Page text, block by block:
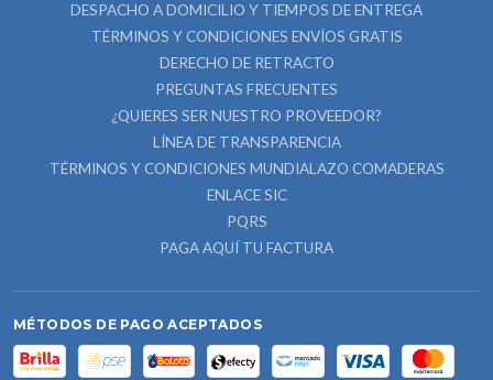
DESPACHO A DOMICILIO Y TIEMPOS DE ENTREGA
TÉRMINOS Y CONDICIONES ENVÍOS GRATIS
DERECHO DE RETRACTO
PREGUNTAS FRECUENTES
¿QUIERES SER NUESTRO PROVEEDOR?
LÍNEA DE TRANSPARENCIA
TÉRMINOS Y CONDICIONES MUNDIALAZO COMADERAS
ENLACE SIC
PQRS
PAGA AQUÍ TU FACTURA
MÉTODOS DE PAGO ACEPTADOS